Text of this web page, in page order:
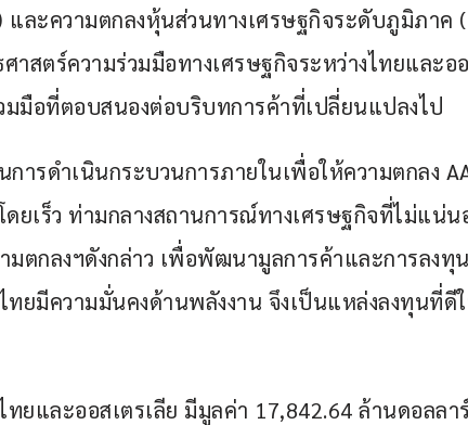
ละความตกลงหุ้นส่วนทางเศรษฐกิจระดับภูมิภาค
าสตร์ความร่วมมือทางเศรษฐกิจระหว่างไทยและอ
วมมือที่ตอบสนองต่อบริบทการค้าที่เปลี่ยนแปลงไป
ารดำเนินกระบวนการภายในเพื่อให้ความตกลง
ยเร็ว ท่ามกลางสถานการณ์ทางเศรษฐกิจที่ไม่แน่น
มตกลงฯดังกล่าว เพื่อพัฒนามูลการค้าและการลงทุ
ทยมีความมั่นคงด้านพลังงาน จึงเป็นแหล่งลงทุนที่ดี
ทยและออสเตรเลีย มีมูลค่า 17,842.64 ล้านดอลล